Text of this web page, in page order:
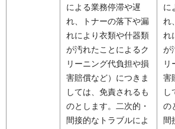
による業務停滞や遅
れ、トナーの落下や漏
れにより衣類や什器類
が汚れたことによるク
リーニング代負担や損
害賠償など）につきま
しては、免責されるも
のとします。二次的・
間接的なトラブルによ
に
れ
れ
が
リ
害
し
の
間